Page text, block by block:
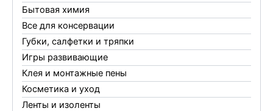
Бытовая химия
Все для консервации
Губки, салфетки и тряпки
Игры развивающие
Клея и монтажные пены
Косметика и уход
Ленты и изоленты